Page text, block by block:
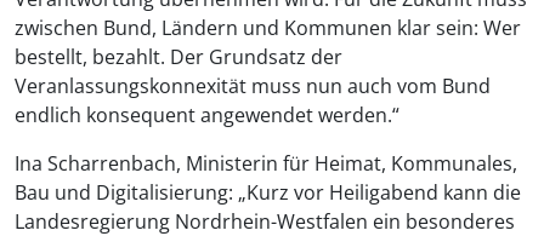
zwischen Bund, Ländern und Kommunen klar sein: Wer
bestellt, bezahlt. Der Grundsatz der
Veranlassungskonnexität muss nun auch vom Bund
endlich konsequent angewendet werden.“
Ina Scharrenbach, Ministerin für Heimat, Kommunales,
Bau und Digitalisierung: „Kurz vor Heiligabend kann die
Landesregierung Nordrhein-Westfalen ein besonderes